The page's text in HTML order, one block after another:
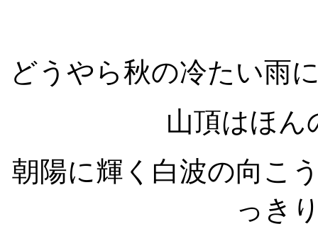
どうやら秋の冷たい雨
山頂はほん
朝陽に輝く白波の向こ
っき